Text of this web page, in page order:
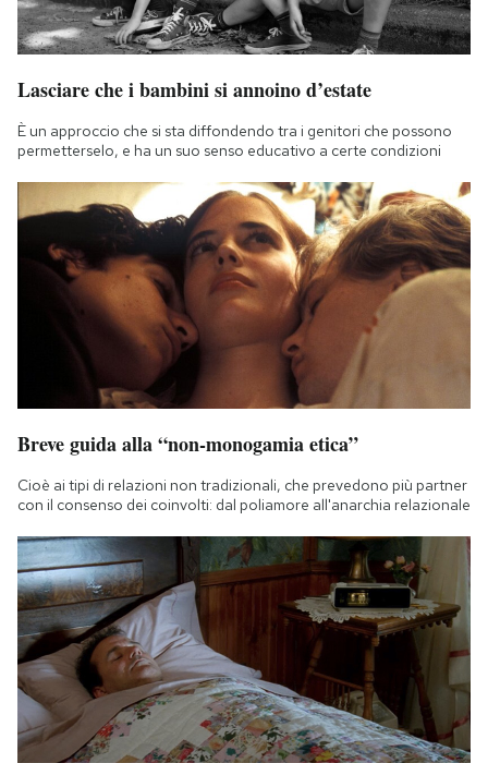
Lasciare che i bambini si annoino d’estate
È un approccio che si sta diffondendo tra i genitori che possono
permetterselo, e ha un suo senso educativo a certe condizioni
Breve guida alla “non-monogamia etica”
Cioè ai tipi di relazioni non tradizionali, che prevedono più partner
con il consenso dei coinvolti: dal poliamore all'anarchia relazionale